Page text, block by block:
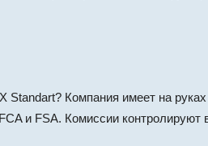
Standart? Компания имеет на
и FSA. Комиссии